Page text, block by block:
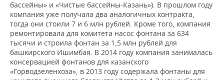
бассейны» и «Чистые бассейны-Казань»). В прошлом году
компания уже получала два аналогичных контракта,
тогда они стоили 7 и 6 млн рублей. Кроме того, компания
ремонтировала для комитета насос фонтана за 634
тысячи и строила фонтан за 1,5 млн рублей для
башкирского Ишимбая. В 2014 году компания занималась
консервацией фонтанов для казанского
«Горводзеленхоза», в 2013 году содержала фонтаны для